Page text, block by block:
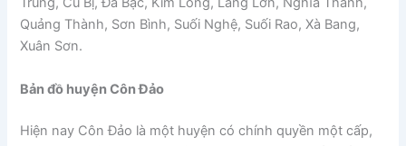
Quảng Thành, Sơn Bình, Suối Nghệ, Suối Rao, Xà Bang,
Xuân Sơn.
Bản đồ huyện Côn Đảo
Hiện nay Côn Đảo là một huyện có chính quyền một cấp,